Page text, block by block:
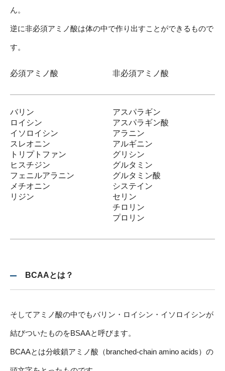
ん。
逆に非必須アミノ酸は体の中で作り出すことができるもので
す。
必須アミノ酸 非必須アミノ酸
バリン
ロイシン
イソロイシン
スレオニン
トリプトファン
ヒスチジン
フェニルアラニン
メチオニン
リジン
アスパラギン
アスパラギン酸
アラニン
アルギニン
グリシン
グルタミン
グルタミン酸
システイン
セリン
チロリン
プロリン
BCAAとは？
そしてアミノ酸の中でもバリン・ロイシン・イソロイシンが
結びついたものをBSAAと呼びます。
BCAAとは分岐鎖アミノ酸（branched-chain amino acids）の